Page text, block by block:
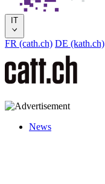
IT
FR (cath.ch) DE (kath.ch)
News